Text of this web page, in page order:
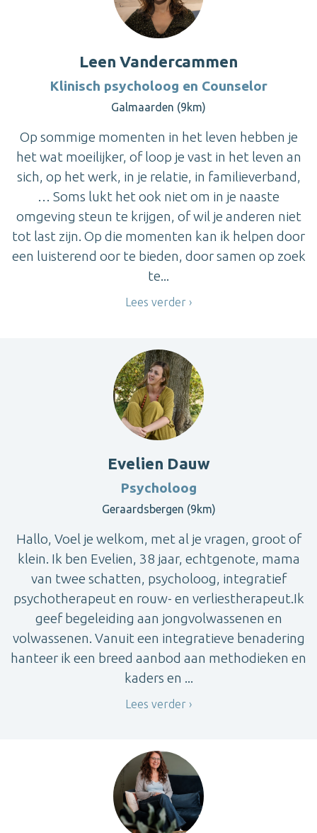
Leen Vandercammen
Klinisch psycholoog en Counselor
Galmaarden (9km)
Op sommige momenten in het leven hebben je
het wat moeilijker, of loop je vast in het leven an
sich, op het werk, in je relatie, in familieverband,
… Soms lukt het ook niet om in je naaste
omgeving steun te krijgen, of wil je anderen niet
tot last zijn. Op die momenten kan ik helpen door
een luisterend oor te bieden, door samen op zoek
te...
Lees verder
Evelien Dauw
Psycholoog
Geraardsbergen (9km)
Hallo, Voel je welkom, met al je vragen, groot of
klein. Ik ben Evelien, 38 jaar, echtgenote, mama
van twee schatten, psycholoog, integratief
psychotherapeut en rouw- en verliestherapeut.Ik
geef begeleiding aan jongvolwassenen en
volwassenen. Vanuit een integratieve benadering
hanteer ik een breed aanbod aan methodieken en
kaders en ...
Lees verder